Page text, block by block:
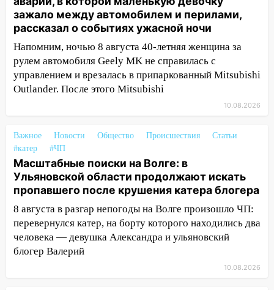
11:29 Сергей Клопков назначен
начальником управления
административно-технического
контроля администрации Ульяновска
11:12
В Ульяновской области в огне
погиб один человек
12 человек погибли и 39 получили
Нижнекамск
10:51
В Ульяновской области
перехвачены четыре беспилотника
10:15 Соцсети: мотоциклист врезался в
«Калину» в Новом городе
10:11 Во время атаки беспилотников в
Нижнекамске погибли люди: в
республике объявили траур
зажало между автомобилем и перилами,
рассказал о событиях ужасной ночи
Напомним, ночью 8 августа 40-летняя женщина за
рулем автомобиля Geely MK не справилась с
управлением и врезалась в припаркованный Mitsubishi
Outlander. После этого Mitsubishi
10.08.2026
Важное Новости Общество Происшествия
Статьи
#катер
#ЧП
Масштабные поиски на Волге: в
Ульяновской области продолжают искать
пропавшего после крушения катера блогера
8 августа в разгар непогоды на Волге произошло ЧП:
перевернулся катер, на борту которого находились два
человека — девушка Александра и ульяновский
блогер Валерий
10.08.2026